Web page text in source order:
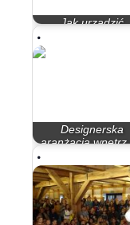
Jak urządzić
funkcjonalną
Designerska
aranżacja wnętrz